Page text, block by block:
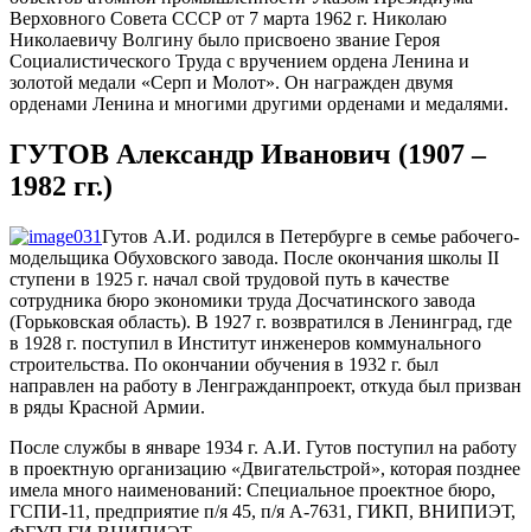
Верховного Совета СССР от 7 марта 1962 г. Николаю
Николаевичу Волгину было присвоено звание Героя
Социалистического Труда с вручением ордена Ленина и
золотой медали «Серп и Молот». Он награжден двумя
орденами Ленина и многими другими орденами и медалями.
ГУТОВ Александр Иванович (1907 –
1982 гг.)
Гутов А.И. родился в Петербурге в семье рабочего-
модельщика Обуховского завода. После окончания школы II
ступени в 1925 г. начал свой трудовой путь в качестве
сотрудника бюро экономики труда Досчатинского завода
(Горьковская область). В 1927 г. возвратился в Ленинград, где
в 1928 г. поступил в Институт инженеров коммунального
строительства. По окончании обучения в 1932 г. был
направлен на работу в Ленгражданпроект, откуда был призван
в ряды Красной Армии.
После службы в январе 1934 г. А.И. Гутов поступил на работу
в проектную организацию «Двигательстрой», которая позднее
имела много наименований: Специальное проектное бюро,
ГСПИ-11, предприятие п/я 45, п/я А-7631, ГИКП, ВНИПИЭТ,